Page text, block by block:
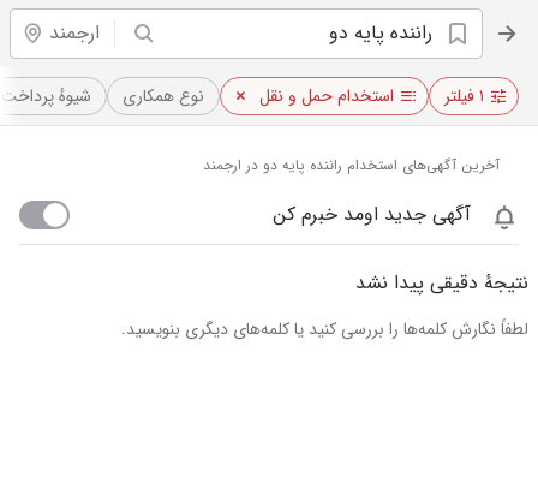
ارجمند
۱ فیلتر استخدام حمل و نقل نوع همکاری شیوهٔ پرداخت
آخرین آگهی‌های استخدام راننده پایه دو در ارجمند
آگهی جدید اومد خبرم کن
نتیجهٔ دقیقی پیدا نشد
لطفاً نگارش کلمه‌ها را بررسی کنید یا کلمه‌های دیگری بنویسید.